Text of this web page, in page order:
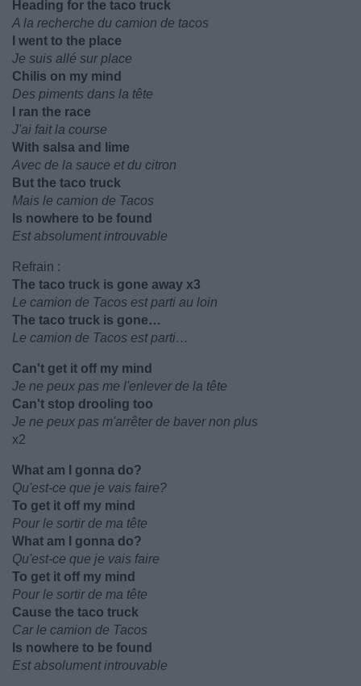
Heading for the taco truck
A la recherche du camion de tacos
I went to the place
Je suis allé sur place
Chilis on my mind
Des piments dans la tête
I ran the race
J'ai fait la course
With salsa and lime
Avec de la sauce et du citron
But the taco truck
Mais le camion de Tacos
Is nowhere to be found
Est absolument introuvable
Refrain :
The taco truck is gone away x3
Le camion de Tacos est parti au loin
The taco truck is gone…
Le camion de Tacos est parti…
Can't get it off my mind
Je ne peux pas me l'enlever de la tête
Can't stop drooling too
Je ne peux pas m'arrêter de baver non plus
x2
What am I gonna do?
Qu'est-ce que je vais faire?
To get it off my mind
Pour le sortir de ma tête
What am I gonna do?
Qu'est-ce que je vais faire
To get it off my mind
Pour le sortir de ma tête
Cause the taco truck
Car le camion de Tacos
Is nowhere to be found
Est absolument introuvable